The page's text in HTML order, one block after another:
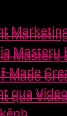
Mastery
Made
qua
Mastery
Made
qua Video